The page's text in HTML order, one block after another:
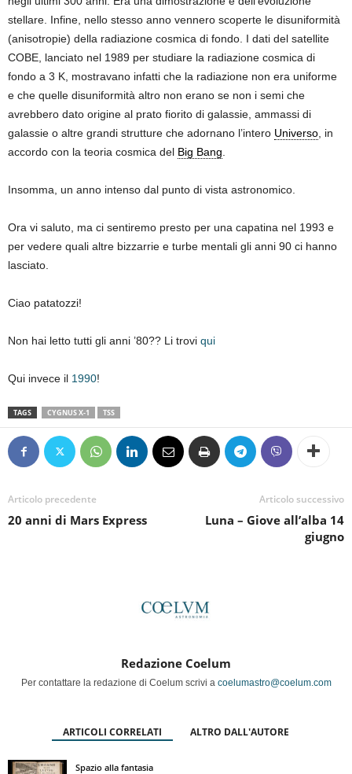
stellare. Infine, nello stesso anno vennero scoperte le disuniformità
(anisotropie) della radiazione cosmica di fondo. I dati del satellite
COBE, lanciato nel 1989 per studiare la radiazione cosmica di
fondo a 3 K, mostravano infatti che la radiazione non era uniforme
e che quelle disuniformità altro non erano se non i semi che
avrebbero dato origine al prato fiorito di galassie, ammassi di
galassie o altre grandi strutture che adornano l’intero Universo , in
accordo con la teoria cosmica del Big Bang
Insomma, un anno intenso dal punto di vista astronomico.
Ora vi saluto, ma ci sentiremo presto per una capatina nel 1993 e
per vedere quali altre bizzarrie e turbe mentali gli anni 90 ci hanno
lasciato.
Ciao patatozzi!
Non hai letto tutti gli anni ’80?? Li trovi qui
Qui invece il 1990!
TAGS CYGNUS X-1 TSS
Articolo precedente
20 anni di Mars Express
Articolo successivo
Luna – Giove all’alba 14
giugno
Redazione Coelum
Per contattare la redazione di Coelum scrivi a coelumastro@coelum.com
ARTICOLI CORRELATI ALTRO DALL'AUTORE
Spazio alla fantasia